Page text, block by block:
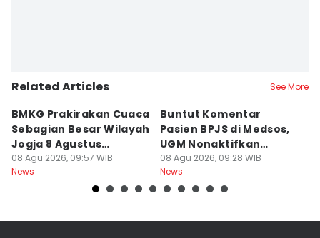
Related Articles See More
BMKG Prakirakan Cuaca
Sebagian Besar Wilayah
Jogja 8 Agustus
Berawan
08 Agu 2026, 09:57 WIB
News
Buntut Komentar
Pasien BPJS di Medsos,
UGM Nonaktifkan
Dokter PPDS
08 Agu 2026, 09:28 WIB
News